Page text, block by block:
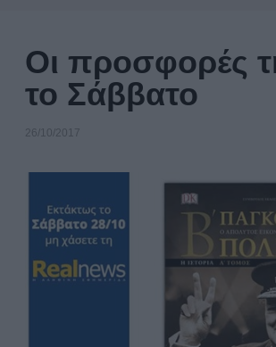
Οι προσφορές
το Σάββατο
26/10/2017